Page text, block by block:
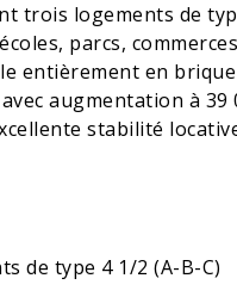
trois logements de
parcs,
entièrement en
augmentation à
stabilité
de type 4 1/2 (A-B-C)